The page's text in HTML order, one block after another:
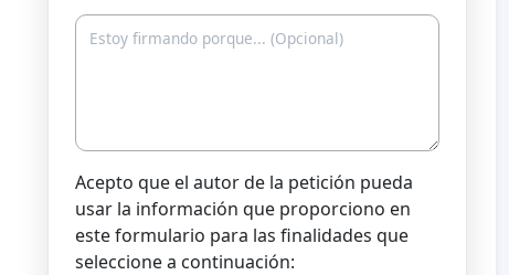
Acepto que el autor de la petición pueda
usar la información que proporciono en
este formulario para las finalidades que
seleccione a continuación: